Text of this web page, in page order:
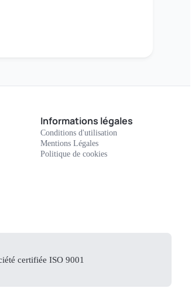
Informations légales
Conditions d'utilisation
Mentions Légales
Politique de cookies
certifiée ISO 9001